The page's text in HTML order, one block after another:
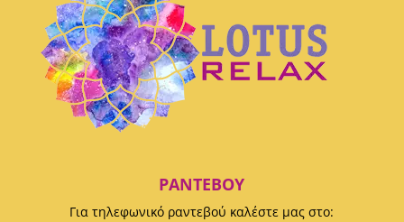
ΡΑΝΤΕΒΟΎ
Για τηλεφωνικό ραντεβού καλέστε μας στο: